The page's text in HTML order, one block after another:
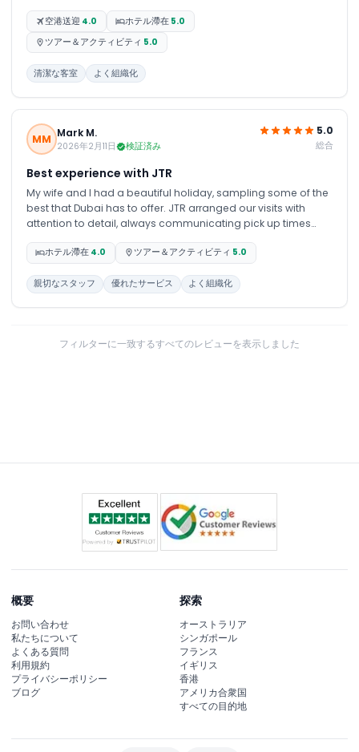
patient and well organised for us. Thank you xo much JTR
holidays for your kind. Next time also we will come back
again.
空港送迎 4.0 ホテル滯在 5.0
ツアー＆アクティビティ 5.0
清潔な客室 よく組織化
MM Mark M.
2026年2月11日 検証済み
5.0
総合
Best experience with JTR
My wife and I had a beautiful holiday, sampling some of the
best that Dubai has to offer. JTR arranged our visits with
attention to detail, always communicating pick up times
helpful. We also loved JTR's flexibility and working with us to
holiday with JTR. Kudos to our Holidays Consultant Shabeeh
ホテル滯在 4.0 ツアー＆アクティビティ 5.0
親切なスタッフ 優れたサービス よく組織化
フィルターに一致するすべてのレビューを表示しました
概要
お問い合わせ
私たちについて
よくある質問
利用規約
プライバシーポリシー
ブログ
探索
オーストラリア
シンガポール
フランス
イギリス
香港
アメリカ合衆国
すべての目的地